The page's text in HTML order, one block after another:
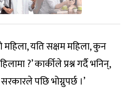
महिला, यति सक्षम महिला, कुन
?’ कार्कीले प्रश्न गर्दै भनिन्,
पछि भोग्नुपर्छ ।’